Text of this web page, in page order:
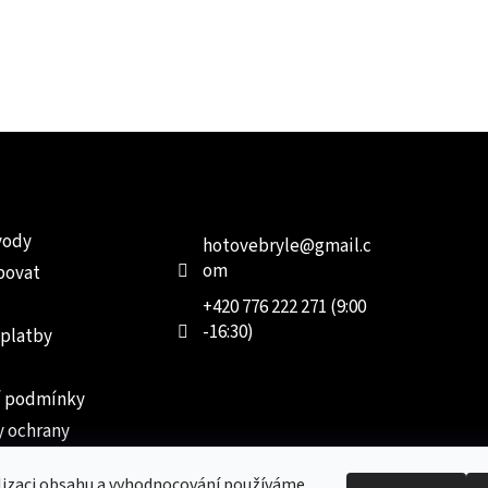
podmínky
ochrany
hotovebryle@gmail.c
om
+420 776 222 271 (9:00
-16:30)